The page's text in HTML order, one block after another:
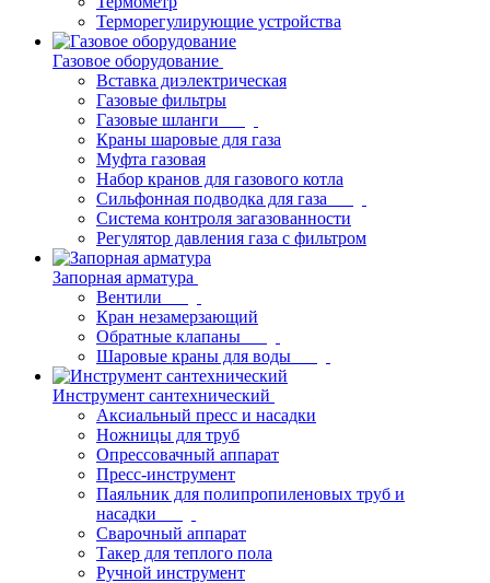
Терморегулирующие устройства
Газовое оборудование
Вставка диэлектрическая
Газовые фильтры
Газовые шланги
Краны шаровые для газа
Муфта газовая
Набор кранов для газового котла
Сильфонная подводка для газа
Система контроля загазованности
Регулятор давления газа с фильтром
Запорная арматура
Вентили
Кран незамерзающий
Обратные клапаны
Шаровые краны для воды
Инструмент сантехнический
Аксиальный пресс и насадки
Ножницы для труб
Опрессовачный аппарат
Пресс-инструмент
Паяльник для полипропиленовых труб и
насадки
Сварочный аппарат
Такер для теплого пола
Ручной инструмент